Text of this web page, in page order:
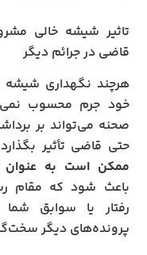
تاثیر شیشه خالی
قاضی در جرائم دیگر
هرچند نگهداری
خود جرم محسوب
صحنه می‌تواند بر
حتی قاضی تأثیر
ممکن است به عنوان
باعث شود که مقام
رفتار یا سوابق
پرونده‌های دیگر